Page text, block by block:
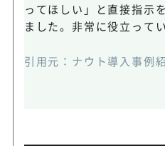
ってほしい」と直接指示
ました。非常に役立ってい
引用元： ナウト導入事例